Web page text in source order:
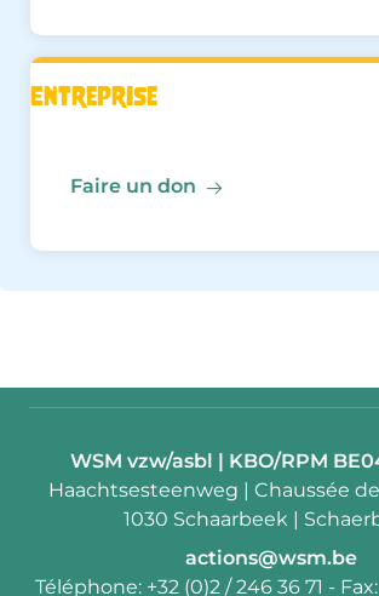
Entreprise
Faire un don
Contact:
WSM vzw/asbl | KBO/RPM
Adresse:
Haachtsesteenweg | Chaussée
1030 Schaarbeek |
E-
mail:
actions@wsm.be
Téléphone: +32 (0)2 / 246 36 71 - Fax: